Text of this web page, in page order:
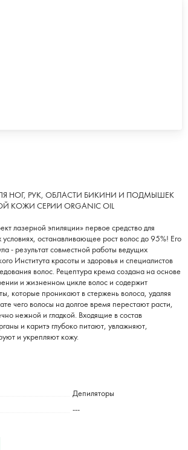
НОГ, РУК, ОБЛАСТИ БИКИНИ И ПОДМЫШЕК
КОЖИ СЕРИИ ORGANIC OIL
лазерной эпиляции» первое средство для
останавливающее рост волос до 95%! Его
- результат совместной работы ведущих
Института красоты и здоровья и специалистов
волос. Рецептура крема создана на основе
и жизненном цикле волос и содержит
которые проникают в стержень волоса, удаляя
чего волосы на долгое время перестают расти,
нежной и гладкой. Входящие в состав
и каритэ глубоко питают, увлажняют,
и укрепляют кожу.
Депиляторы
---